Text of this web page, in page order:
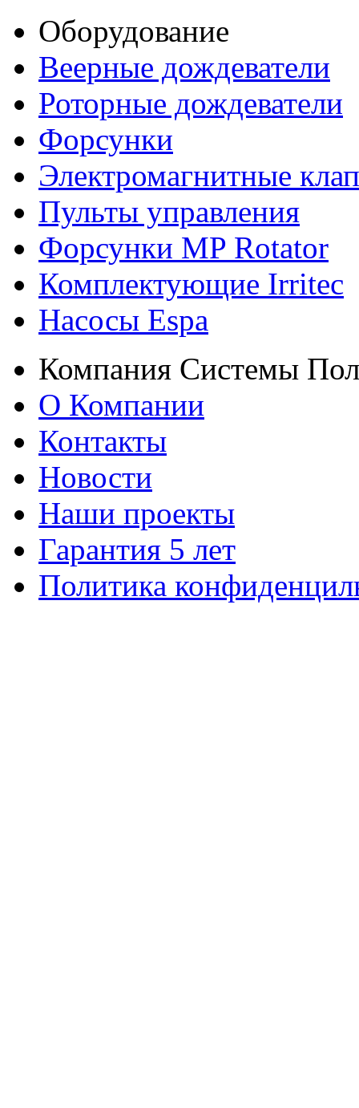
Оборудование
Веерные дождеватели
Роторные дождеватели
Форсунки
Электромагнитные
Пульты управления
Форсунки MP Rotator
Комплектующие Irritec
Насосы Espa
Компания Системы
О Компании
Контакты
Новости
Наши проекты
Гарантия 5 лет
Политика